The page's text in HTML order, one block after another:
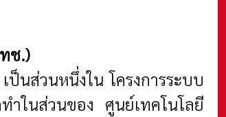
ช.)
นส่วนหนึ่งใน โครงการระบบ
ในส่วนของ ศูนย์เทคโนโลยี